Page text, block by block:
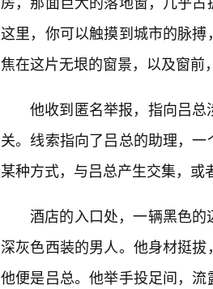
这里，你可以触摸到城市的脉
焦在这片无垠的窗景，以及窗前
他收到匿名举报，指向吕
关。线索指向了吕总的助理，
某种方式，与吕总产生交集，或
酒店的入口处，一辆黑色
深灰色西装的男人。他身材挺拔
他便是吕总。他举手投足间，